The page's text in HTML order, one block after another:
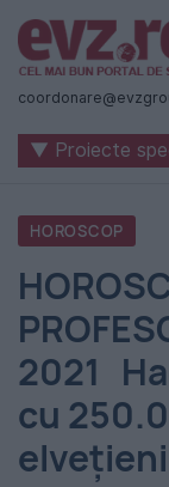
Știri
naționale
România
-
Evenimentul
Zilei
▼ Proiecte
HOROSCOP
2021
cu
elvețieni